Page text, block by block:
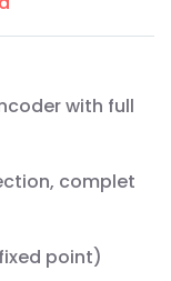
with full
complet
point)